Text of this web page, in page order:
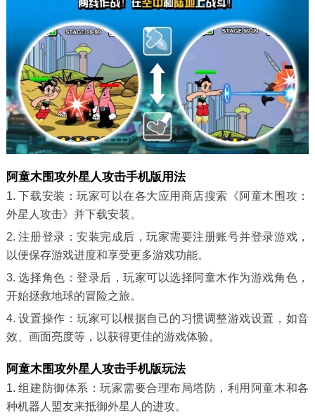
阿童木围攻外星人攻击手机版用法
1. 下载安装：玩家可以在各大应用商店搜索《阿童木围攻：
外星人攻击》并下载安装。
2. 注册登录：安装完成后，玩家需要注册账号并登录游戏，
以便保存游戏进度和享受更多游戏功能。
3. 选择角色：登录后，玩家可以选择阿童木作为游戏角色，
开始拯救地球的冒险之旅。
4. 设置操作：玩家可以根据自己的习惯调整游戏设置，如音
效、画面亮度等，以获得更佳的游戏体验。
阿童木围攻外星人攻击手机版玩法
1. 组建防御体系：玩家需要合理布局塔防，利用阿童木和各
种机器人盟友来抵御外星人的进攻。